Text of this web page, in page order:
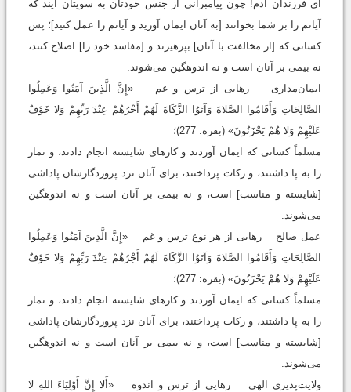
ای فرزندان آدم! چون پیامبرانی از جنس خودتان به سویتان آیند که
آیاتم را بر شما بخوانند [به آنان ایمان آورید و آیاتم را عمل کنید]؛ پس
کسانی که [از مخالفت با آنان] بپرهیزند و [مفاسد خود را] اصلاح کنند،
نه بیمی بر آنان است و نه اندوهگین می‌شوند.
ایمان‌مداری رهایی از ترس و غم «إِنَّ الَّذِينَ آمَنُوا وَعَمِلُوا
الصَّالِحَاتِ وَأَقَامُوا الصَّلاةَ وَآتَوُا الزَّكَاةَ لَهُمْ أَجْرُهُمْ عِنْدَ رَبِّهِمْ وَلا خَوْفٌ
عَلَيْهِمْ وَلا هُمْ يَحْزَنُونَ» (بقره: 277)؛
مسلماً کسانی که ایمان آوردند و کارهای شایسته انجام دادند، و نماز
را به پا داشتند، و زکات پرداختند، برای آنان نزد پروردگارشان پاداشی
[شایسته و مناسب] است، و نه بیمی بر آنان است و نه اندوهگین
می‌شوند.
عمل صالح رهایی از هر نوع ترس و غم «إِنَّ الَّذِينَ آمَنُوا وَعَمِلُوا
الصَّالِحَاتِ وَأَقَامُوا الصَّلاةَ وَآتَوُا الزَّكَاةَ لَهُمْ أَجْرُهُمْ عِنْدَ رَبِّهِمْ وَلا خَوْفٌ
عَلَيْهِمْ وَلا هُمْ يَحْزَنُونَ» (بقره: 277)؛
مسلماً کسانی که ایمان آوردند و کارهای شایسته انجام دادند، و نماز
را به پا داشتند، و زکات پرداختند، برای آنان نزد پروردگارشان پاداشی
[شایسته و مناسب] است، و نه بیمی بر آنان است و نه اندوهگین
می‌شوند.
ولایت‌پذیری الهی رهایی از ترس و اندوه «أَلا إِنَّ أَوْلِيَاءَ اللهِ لا